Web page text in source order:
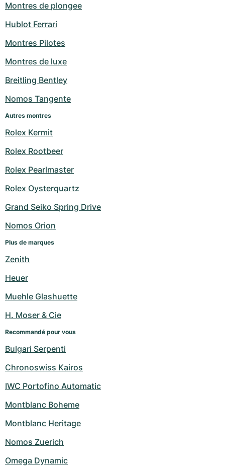
Montres de plongee
Hublot Ferrari
Montres Pilotes
Montres de luxe
Breitling Bentley
Nomos Tangente
Autres montres
Rolex Kermit
Rolex Rootbeer
Rolex Pearlmaster
Rolex Oysterquartz
Grand Seiko Spring Drive
Nomos Orion
Plus de marques
Zenith
Heuer
Muehle Glashuette
H. Moser & Cie
Recommandé pour vous
Bulgari Serpenti
Chronoswiss Kairos
IWC Portofino Automatic
Montblanc Boheme
Montblanc Heritage
Nomos Zuerich
Omega Dynamic